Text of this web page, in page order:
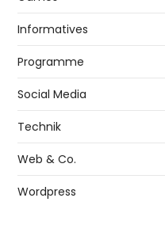
Informatives
Programme
Social Media
Technik
Web & Co.
Wordpress